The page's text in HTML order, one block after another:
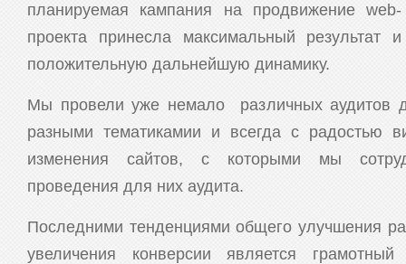
планируемая кампания на продвижение web-
проекта принесла максимальный результат и
положительную дальнейшую динамику.
Мы провели уже немало различных аудитов
разными тематикамии и всегда с радостью
изменения сайтов, с которыми мы
проведения для них аудита.
Последними тенденциями общего улучшения
увеличения конверсии является